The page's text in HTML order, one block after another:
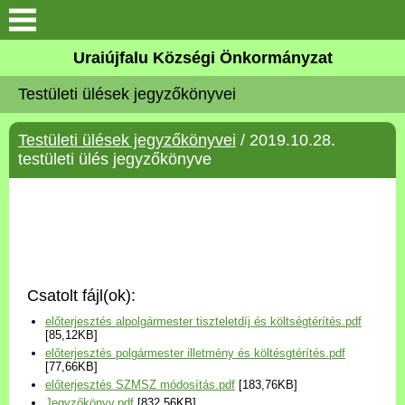
Köszöntő
Elérhetőségek
Uraiújfalu
Választási információk
Versenyképes Járások
Program
Uraiújfalu Községi Önkormányzat
Testületi ülések jegyzőkönyvei
Testületi ülések jegyzőkönyvei / 2019.10.28.
testületi ülés jegyzőkönyve
Csatolt fájl(ok):
előterjesztés alpolgármester tiszteletdíj és költségtérítés.pdf
[85,12KB]
előterjesztés polgármester illetmény és költésgtérítés.pdf
[77,66KB]
előterjesztés SZMSZ módosítás.pdf [183,76KB]